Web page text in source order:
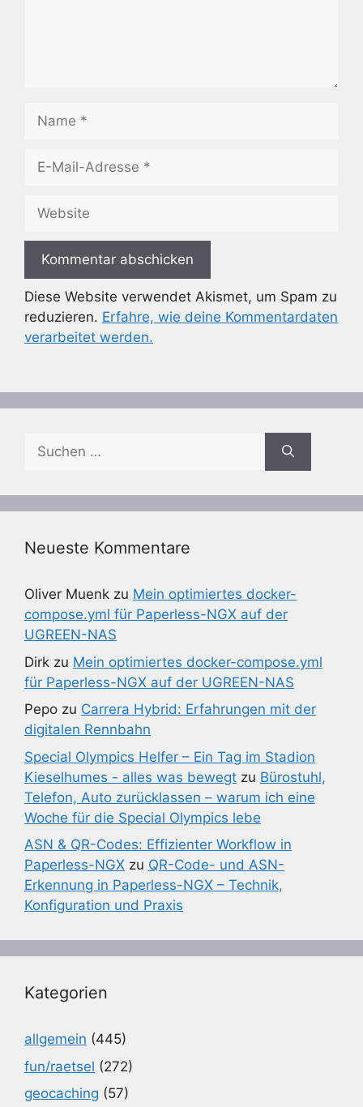
Mail-
Diese Website verwendet Akismet, um Spam zu
reduzieren. Erfahre, wie deine Kommentardaten
verarbeitet werden.
Suchen
nach:
Neueste Kommentare
Oliver Muenk zu Mein optimiertes docker-
compose.yml für Paperless-NGX auf der
UGREEN-NAS
Dirk zu Mein optimiertes docker-compose.yml
für Paperless-NGX auf der UGREEN-NAS
Pepo zu Carrera Hybrid: Erfahrungen mit der
digitalen Rennbahn
Special Olympics Helfer – Ein Tag im Stadion
Kieselhumes - alles was bewegt zu Bürostuhl,
Telefon, Auto zurücklassen – warum ich eine
Woche für die Special Olympics lebe
ASN & QR-Codes: Effizienter Workflow in
Paperless-NGX zu QR-Code- und ASN-
Erkennung in Paperless-NGX – Technik,
Konfiguration und Praxis
Kategorien
allgemein (445)
fun/raetsel (272)
geocaching (57)